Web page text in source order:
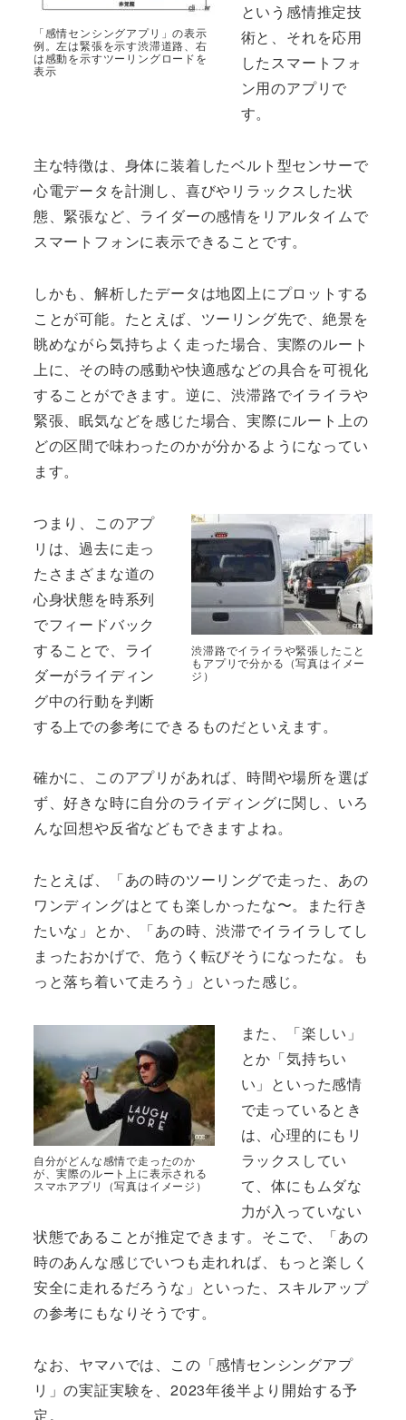
「感情センシングアプリ」の表示
例。左は緊張を示す渋滞道路、右
は感動を示すツーリングロードを
表示
という感情推定技
術と、それを応用
したスマートフォ
ン用のアプリで
す。
主な特徴は、身体に装着したベルト型センサーで
心電データを計測し、喜びやリラックスした状
態、緊張など、ライダーの感情をリアルタイムで
スマートフォンに表示できることです。
しかも、解析したデータは地図上にプロットする
ことが可能。たとえば、ツーリング先で、絶景を
眺めながら気持ちよく走った場合、実際のルート
上に、その時の感動や快適感などの具合を可視化
することができます。逆に、渋滞路でイライラや
緊張、眠気などを感じた場合、実際にルート上の
どの区間で味わったのかが分かるようになってい
ます。
渋滞路でイライラや緊張したこと
もアプリで分かる（写真はイメー
ジ）
つまり、このアプ
リは、過去に走っ
たさまざまな道の
心身状態を時系列
でフィードバック
することで、ライ
ダーがライディン
グ中の行動を判断
する上での参考にできるものだといえます。
確かに、このアプリがあれば、時間や場所を選ば
ず、好きな時に自分のライディングに関し、いろ
んな回想や反省などもできますよね。
たとえば、「あの時のツーリングで走った、あの
ワンディングはとても楽しかったな〜。また行き
たいな」とか、「あの時、渋滞でイライラしてし
まったおかげで、危うく転びそうになったな。も
っと落ち着いて走ろう」といった感じ。
自分がどんな感情で走ったのか
が、実際のルート上に表示される
スマホアプリ（写真はイメージ）
また、「楽しい」
とか「気持ちい
い」といった感情
で走っているとき
は、心理的にもリ
ラックスしてい
て、体にもムダな
力が入っていない
状態であることが推定できます。そこで、「あの
時のあんな感じでいつも走れれば、もっと楽しく
安全に走れるだろうな」といった、スキルアップ
の参考にもなりそうです。
なお、ヤマハでは、この「感情センシングアプ
リ」の実証実験を、2023年後半より開始する予
定。